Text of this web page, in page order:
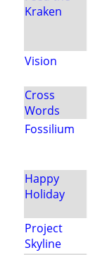
Kraken
Vision
Cross
Words
Fossilium
Happy
Holiday
Project
Skyline